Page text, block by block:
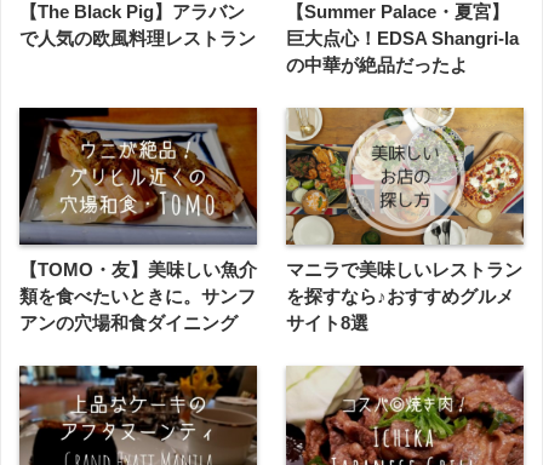
【The Black Pig】アラバン
で人気の欧風料理レストラン
【Summer Palace・夏宮】
巨大点心！EDSA Shangri-la
の中華が絶品だったよ
【TOMO・友】美味しい魚介
類を食べたいときに。サンフ
アンの穴場和食ダイニング
マニラで美味しいレストラン
を探すなら♪おすすめグルメ
サイト8選